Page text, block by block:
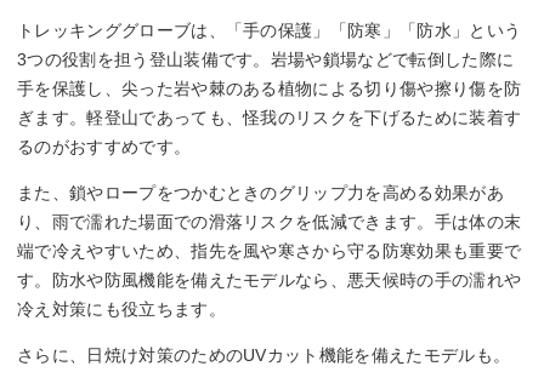
トレッキンググローブは、「手の保護」「防寒」「防水」という
3つの役割を担う登山装備です。岩場や鎖場などで転倒した際に
手を保護し、尖った岩や棘のある植物による切り傷や擦り傷を防
ぎます。軽登山であっても、怪我のリスクを下げるために装着す
るのがおすすめです。
また、鎖やロープをつかむときのグリップ力を高める効果があ
り、雨で濡れた場面での滑落リスクを低減できます。手は体の末
端で冷えやすいため、指先を風や寒さから守る防寒効果も重要で
す。防水や防風機能を備えたモデルなら、悪天候時の手の濡れや
冷え対策にも役立ちます。
さらに、日焼け対策のためのUVカット機能を備えたモデルも。